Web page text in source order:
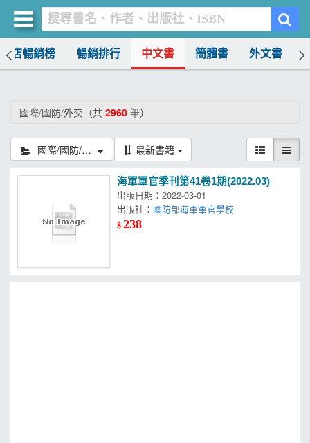
書店暢銷榜 暢銷排行 中文書 簡體書 外文書
國際/國防/外交（共 2960 筆）
國際/國防/外交 最新書籍
海軍軍官季刊第41卷1期(2022.03)
出版日期：2022-03-01
出版社：
$238
買書網
書店暢銷榜
簡體書
外文書